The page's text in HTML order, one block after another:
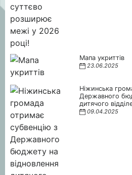
Мапа укриттів
23.06.2025
Ніжинська
Державного
дитячого
09.04.2025